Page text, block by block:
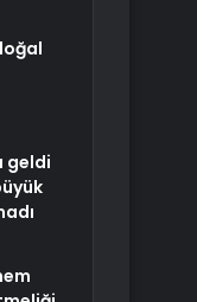
geldi